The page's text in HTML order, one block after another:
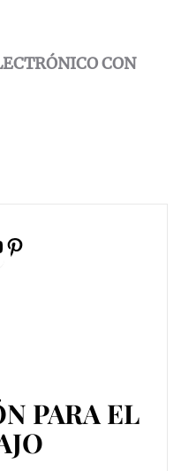
CON
Pinterest
PARA EL